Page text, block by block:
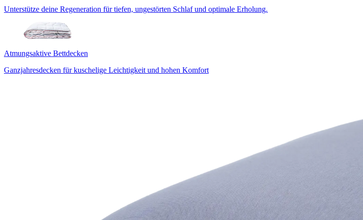
Unterstütze deine Regeneration für tiefen, ungestörten Schlaf und optimale Erholung.
Atmungsaktive Bettdecken
Ganzjahresdecken für kuschelige Leichtigkeit und hohen Komfort